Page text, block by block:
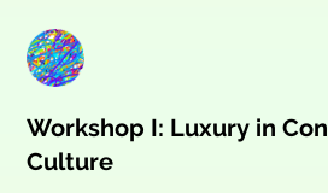
Workshop I: Luxury in
Culture